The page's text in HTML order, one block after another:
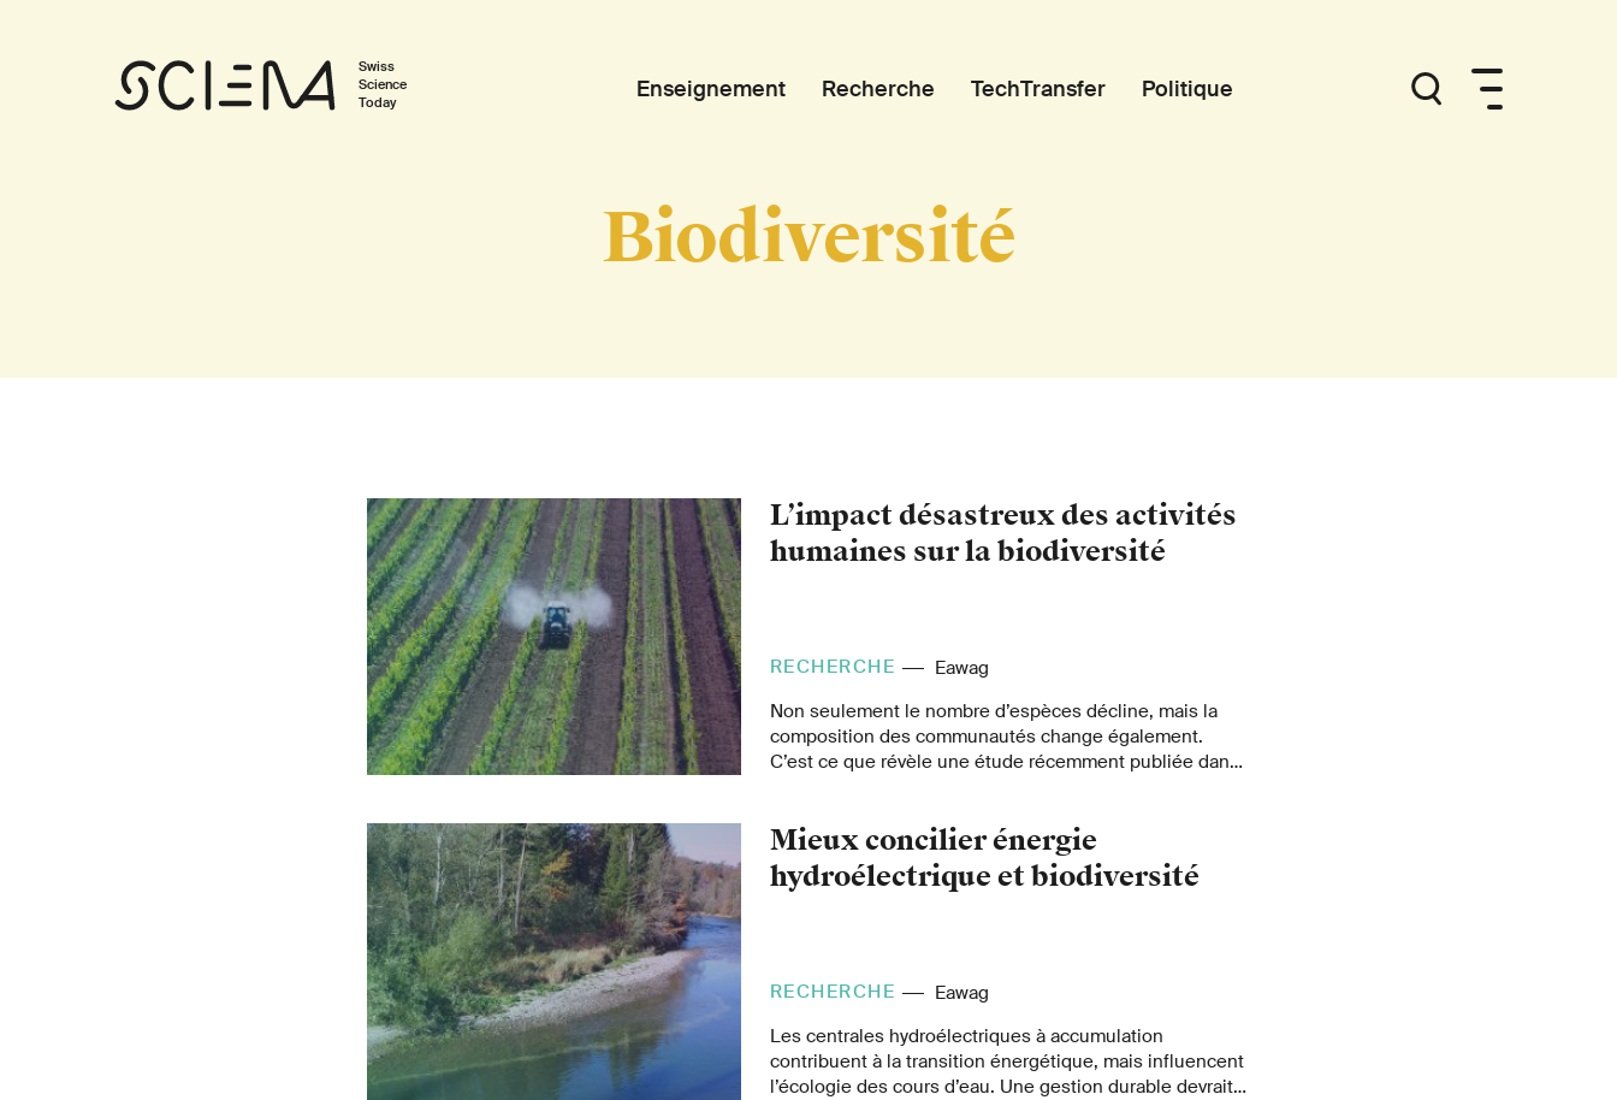
Swiss
Science
Today
Enseignement Recherche TechTransfer Politique
Biodiversité
L’impact désastreux des activités
humaines sur la biodiversité
RECHERCHE
Eawag
Non seulement le nombre d’espèces décline, mais la
composition des communautés change également.
C’est ce que révèle une étude récemment publiée dans
Mieux concilier énergie
hydroélectrique et biodiversité
RECHERCHE
Eawag
Les centrales hydroélectriques à accumulation
contribuent à la transition énergétique, mais influencent
l’écologie des cours d’eau. Une gestion durable devrait